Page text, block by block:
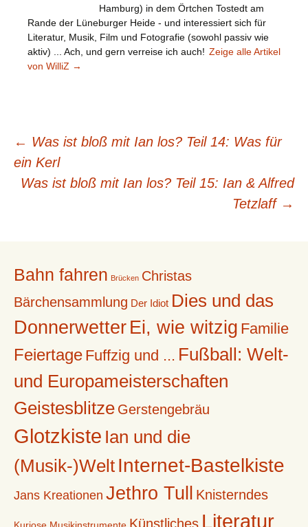
Hamburg) in dem Örtchen Tostedt am
Rande der Lüneburger Heide - und interessiert sich für
Literatur, Musik, Film und Fotografie (sowohl passiv wie
aktiv) ... Ach, und gern verreise ich auch! Zeige alle Artikel
von WilliZ →
Beitragsnavigation
← Was ist bloß mit Ian los? Teil 14: Was für
ein Kerl
Was ist bloß mit Ian los? Teil 15: Ian & Alfred
Tetzlaff →
Bahn fahren Brücken Christas
Bärchensammlung Der Idiot Dies und das
Donnerwetter Ei, wie witzig Familie
Feiertage Fuffzig und ... Fußball: Welt-
und Europameisterschaften
Geistesblitze Gerstengebräu
Glotzkiste Ian und die
(Musik-)Welt Internet-Bastelkiste
Jans Kreationen Jethro Tull Knisterndes
Künstliches Literatur